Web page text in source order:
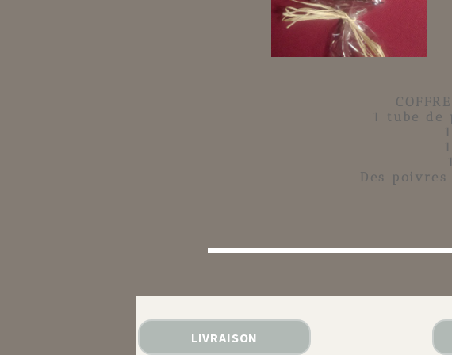
LIVRAISON
1 tube de
Des poivres